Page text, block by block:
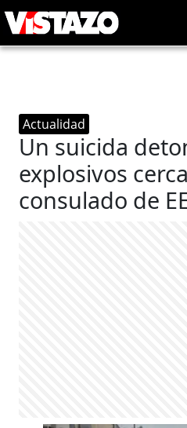
Actualidad
Un suicida
explosivos
consulado de